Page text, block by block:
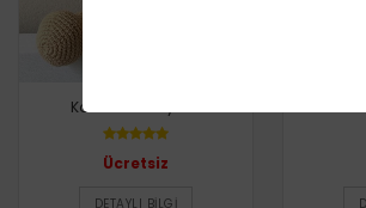
Koca Kafa Ayıcık
Ücretsiz
DETAYLI BILGI